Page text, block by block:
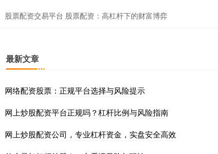
股票配资交易平台 股票配资：高杠杆下的财富博弈
最新文章
网络配资股票：正规平台选择与风险提示
网上炒股配资平台正规吗？杠杆比例与风险指南
网上炒股配资公司，专业杠杆资金，实盘安全高效